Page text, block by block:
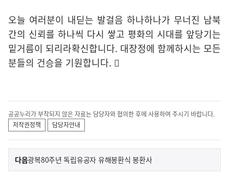
오늘 여러분이 내딛는 발걸음 하나하나가 무너진 남북
간의 신뢰를 하나씩 다시 쌓고 평화의 시대를 앞당기는
밑거름이 되리라확신합니다. 대장정에 함께하시는 모든
분들의 건승을 기원합니다. 󰃁
공공누리가 부착되지 않은 자료는 담당자와 협의한 후에 사용하여 주시기 바랍니다.
저작권정책
담당자안내
이
전
다음기
사
광복80주년 독립유공자 유해봉환식 봉환사